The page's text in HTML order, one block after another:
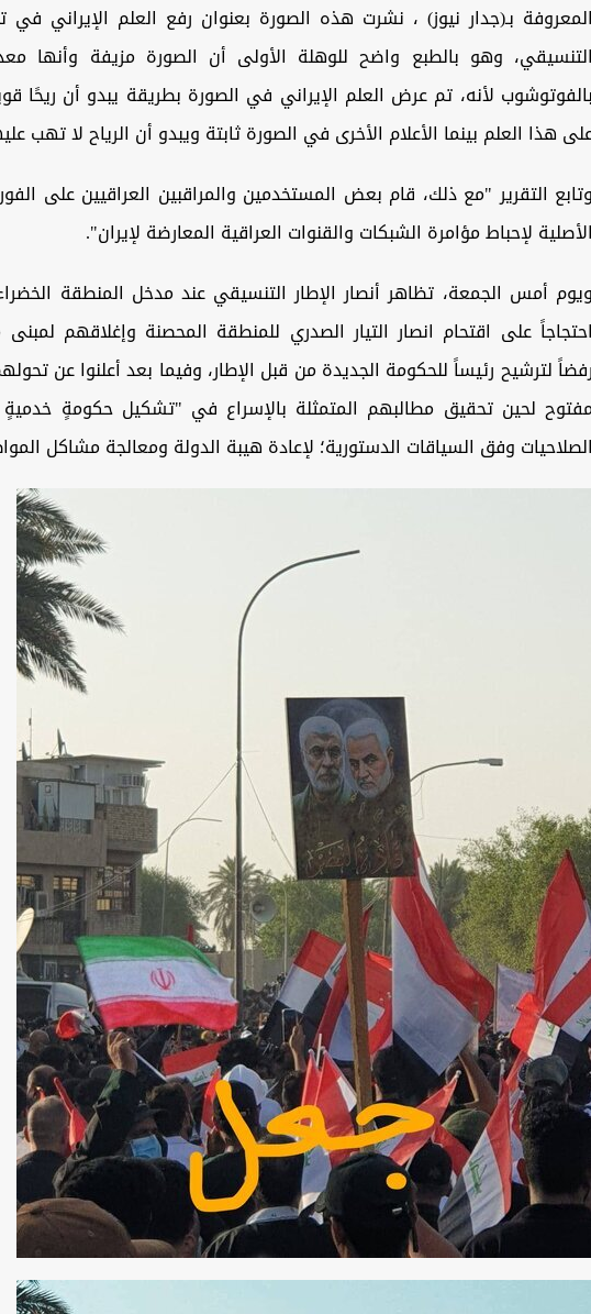
المعروفة بـ(جدار نيوز) ، نشرت هذه الصورة بعنوان رفع العلم الإيراني في
التنسيقي، وهو بالطبع واضح للوهلة الأولى أن الصورة مزيفة وأنها
بالفوتوشوب لأنه، تم عرض العلم الإيراني في الصورة بطريقة يبدو أن
هذا العلم بينما الأعلام الأخرى في الصورة ثابتة ويبدو أن الرياح لا تهب
وتابع التقرير "مع ذلك، قام بعض المستخدمين والمراقبين العراقيين على
الأصلية لإحباط مؤامرة الشبكات والقنوات العراقية المعارضة لإيران".
ويوم أمس الجمعة، تظاهر أنصار الإطار التنسيقي عند مدخل المنطقة
احتجاجاً على اقتحام انصار التيار الصدري للمنطقة المحصنة وإغلاقهم
رفضاً لترشيح رئيساً للحكومة الجديدة من قبل الإطار، وفيما بعد أعلنوا عن
لحين تحقيق مطالبهم المتمثلة بالإسراع في "تشكيل حكومةٍ خدميةٍ
الصلاحيات وفق السياقات الدستورية؛ لإعادة هيبة الدولة ومعالجة مشاكل